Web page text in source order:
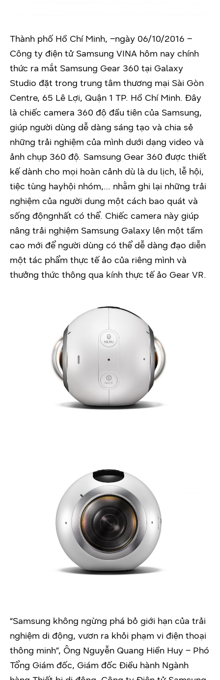
Thành phố Hồ Chí Minh, –ngày 06/10/2016 –
Công ty điện tử Samsung VINA hôm nay chính
thức ra mắt Samsung Gear 360 tại Galaxy
Studio đặt trong trung tâm thương mại Sài Gòn
Centre, 65 Lê Lợi, Quận 1 TP. Hồ Chí Minh. Đây
là chiếc camera 360 độ đầu tiên của Samsung,
giúp người dùng dễ dàng sáng tạo và chia sẻ
những trải nghiệm của mình dưới dạng video và
ảnh chụp 360 độ. Samsung Gear 360 được thiết
kế dành cho mọi hoàn cảnh dù là du lịch, lễ hội,
tiệc tùng hayhội nhóm,… nhằm ghi lại những trải
nghiệm của người dung một cách bao quát và
sống độngnhất có thể. Chiếc camera này giúp
nâng trải nghiệm Samsung Galaxy lên một tầm
cao mới để người dùng có thể dễ dàng đạo diễn
một tác phẩm thực tế ảo của riêng mình và
thưởng thức thông qua kính thực tế ảo Gear VR.
“Samsung không ngừng phá bỏ giới hạn của trải
nghiệm di động, vươn ra khỏi phạm vi điện thoại
thông minh”, Ông Nguyễn Quang Hiền Huy – Phó
Tổng Giám đốc, Giám đốc Điều hành Ngành